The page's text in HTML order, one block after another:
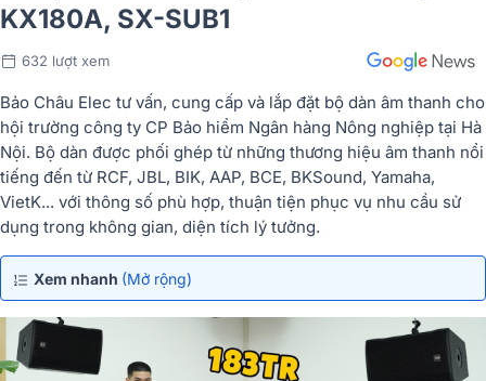
KX180A, SX-SUB1
632 lượt xem
Bảo Châu Elec tư vấn, cung cấp và lắp đặt bộ dàn âm thanh cho
hội trường công ty CP Bảo hiểm Ngân hàng Nông nghiệp tại Hà
Nội. Bộ dàn được phối ghép từ những thương hiệu âm thanh nổi
tiếng đến từ RCF, JBL, BIK, AAP, BCE, BKSound, Yamaha,
VietK... với thông số phù hợp, thuận tiện phục vụ nhu cầu sử
dụng trong không gian, diện tích lý tưởng.
Xem nhanh (Mở rộng)